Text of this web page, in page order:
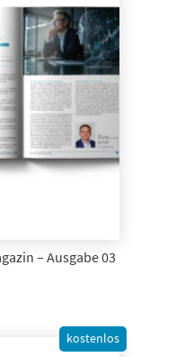
– Ausgabe 03
kostenlos